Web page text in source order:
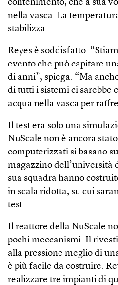
contenimento, che a sua
nella vasca. La
stabilizza.
Reyes è soddisfatto.
evento che può capitare
di anni”, spiega. “Ma
di tutti i sistemi ci sarebbe
acqua nella vasca per
Il test era solo una
NuScale non è ancora
computerizzati si basano
magazzino dell’università
sua squadra hanno
in scala ridotta, su cui
test.
Il reattore della NuScale
pochi meccanismi. Il
alla pressione meglio di
è più facile da costruire.
realizzare tre impianti di